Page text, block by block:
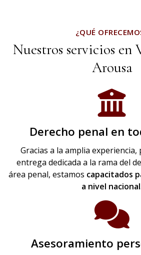
¿QUÉ
Nuestros servicios en
Arousa
Derecho penal en
Gracias a la amplia
entrega dedicada a la rama del
área penal, estamos capacitados
a nivel
Asesoramiento